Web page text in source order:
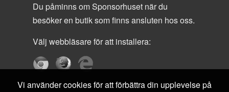
Du påminns om Sponsorhuset när du
besöker en butik som finns ansluten hos oss.
Välj webbläsare för att installera:
Vi använder cookies för att förbättra din upplevelse på